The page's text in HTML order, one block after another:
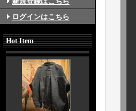
ログインはこちら
Hot Item